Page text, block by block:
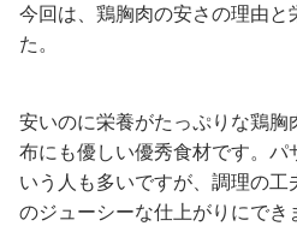
今回は、鶏胸肉の安さの理由と
た。
安いのに栄養がたっぷりな鶏
布にも優しい優秀食材です。パ
いう人も多いですが、調理の工
のジューシーな仕上がりにでき